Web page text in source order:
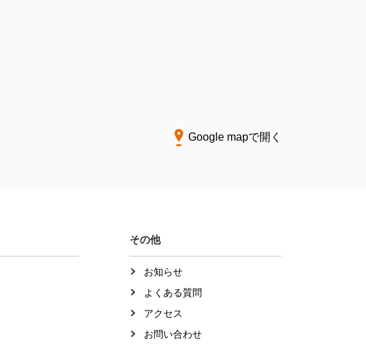
Google mapで開く
その他
お知らせ
よくある質問
アクセス
お問い合わせ